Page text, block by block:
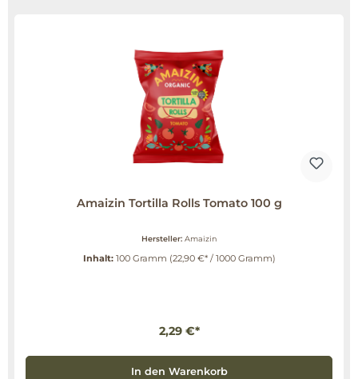
Amaizin Tortilla Rolls Tomato 100 g
Hersteller: Amaizin
Inhalt: 100 Gramm (22,90 €* / 1000 Gramm)
2,29 €*
In den Warenkorb